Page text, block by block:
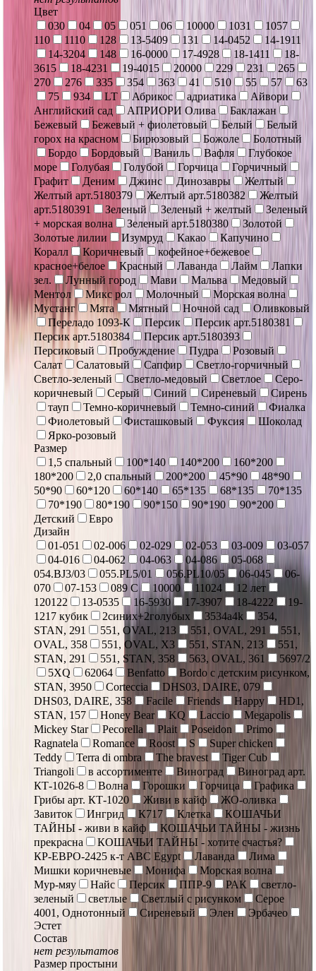
Цвет
030
04 05 051 06 10000 1031
1057
110
1110 128 13-5409 131 14-0452
14-1911
14-3204
148 16-0000 17-4928 18-1411
18-
3615
18-4231 19-4015 20000 229 231
265
270
276 335 354 363 41 510 55 57
63
75
934 LT Абрикос адриатика
Айвори
Английский сад
АПРИОРИ Олива
Баклажан
Бежевый
Бежевый + фиолетовый Белый
Белый
горох на красном
Бирюзовый Божоле
Болотный
Бордо
Бордовый Ваниль Вафля
Глубокое
море
Голубая Голубой Горчица
Горчичный
Графит
Деним Джинс Динозавры
Желтый
Желтый арт.5180379
Желтый арт.5180382
Желтый
арт.5180391
Зеленый Зеленый + желтый
Зеленый
+ морская волна
Зеленый арт.5180380
Золотой
Золотые лилии
Изумруд Какао
Капучино
Коралл
Коричневый
кофейное+бежевое
красное+белое
Красный Лаванда Лайм
Лапки
зел.
Лунный город Мави Мальва
Медовый
Ментол
Микс рол Молочный
Морская волна
Мустанг
Мята Мятный Ночной сад
Оливковый
Переладо 1093-К
Персик
Персик арт.5180381
Персик арт.5180384
Персик арт.5180393
Персиковый
Пробуждение Пудра
Розовый
Салат
Салатовый Сапфир
Светло-горчичный
Светло-зеленый
Светло-медовый Светлое
Серо-
коричневый
Серый Синий Сиреневый
Сирень
тауп
Темно-коричневый Темно-синий
Фиалка
Фиолетовый
Фисташковый Фуксия
Шоколад
Ярко-розовый
Размер
1,5 спальный
100*140 140*200
160*200
180*200
2,0 спальный 200*200 45*90
48*90
50*90
60*120 60*140 65*135 68*135
70*135
70*190
80*190 90*150 90*190
90*200
Детский
Евро
Дизайн
01-051
02-006 02-029 02-053 03-009
03-057
04-016
04-062 04-063 04-086
05-068
054.BJ3/03
055.PL5/01 056.PL10/05 06-045
06-
070
07-153 089 С 10000 11024
12 лет
120122
13-0535 16-5930 17-3907 18-4222
19-
1217 кубик
2синих+2голубых 3534a4k
354,
STAN, 291
551, OVAL, 213 551, OVAL, 291
551,
OVAL, 358
551, OVAL, X3 551, STAN, 213
551,
STAN, 291
551, STAN, 358 563, OVAL, 361
5697/2
5XQ
62064 Benfatto
Bordo с детским рисунком,
STAN, 3950
Corteccia
DHS03, DAIRE, 079
DHS03, DAIRE, 358
Facile Friends Happy
HD1,
STAN, 157
Honey Bear KQ Laccio
Megapolis
Mickey Star
Pecorella Plait Poseidon
Primo
Ragnatela
Romance Roost S
Super chicken
Teddy
Terra di ombra The bravest
Tiger Cub
Triangoli
в ассортименте Виноград
Виноград арт.
КТ-1026-8
Волна Горошки Горчица
Графика
Грибы арт. КТ-1020
Живи в кайф
ЖО-оливка
Завиток
Ингрид К717 Клетка
КОШАЧЬИ
ТАЙНЫ - живи в кайф
КОШАЧЬИ ТАЙНЫ - жизнь
прекрасна
КОШАЧЬИ ТАЙНЫ - хотите счастья?
КР-ЕВРО-2425 к-т ABC Egypt
Лаванда
Лима
Мишки коричневые
Монифа
Морская волна
Мур-мяу
Найс Персик ППР-9 РАК
светло-
зеленый
светлые Светлый с рисунком
Серое
4001, Однотонный
Сиреневый Элен
Эрбачео
Эстет
Состав
нет результатов
Размер простыни